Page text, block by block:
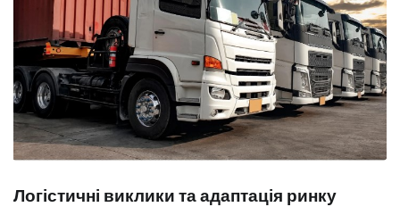
Логістичні виклики та адаптація ринку